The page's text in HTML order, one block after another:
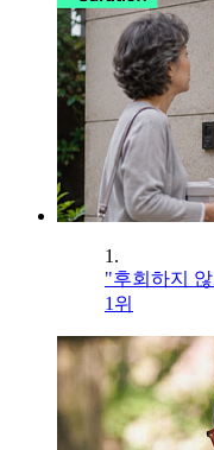
1.
"후회하지
1위